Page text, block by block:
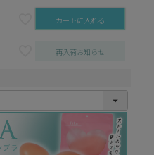
カートに入れる
再入荷お知らせ